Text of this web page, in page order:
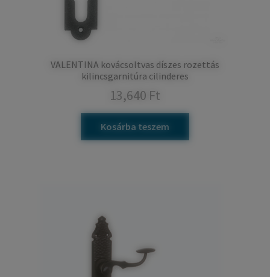
VALENTINA kovácsoltvas díszes rozettás
kilincsgarnitúra cilinderes
13,640 Ft
Kosárba teszem